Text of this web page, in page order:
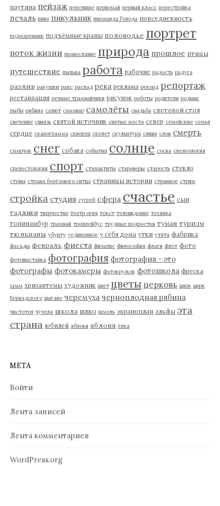
паутина пейзаж пепелище первомай первый класс перестройка
печаль пиво пикульник пирамида Голода повседневность
подмаренник подъёмные краны половодье портрет
поток жизни православие природа прошлое птицы
путешествие пыльца работа рабочие радость радуга
разлив ракушки рапс распад река реклама рекорд репортаж
реставрация речные трамвайчики рисунок роботы родители родник
рыбы рябина салют самовар самолёты свадьба световой стол
свечение свиязь святой источник святые места север семейские семья
сердце сканограмма скворец скелет скульптура слива слон смерть
сморчок снег собака события солнце сосна спелеология
спелестология спорт сталактиты староверы старость стекло
стены страна берёзового ситца страницы истории странное стрим
стройка студия сугроб сфера счастье сын
таджики творчество театр огня текст телевидение техника
топинамбур трамвай троллейбус трудные подростки туман туризм
тюльпаны убунту уединенное у себя дома утки утята фабрика
фасады февраль фиеста физалис философия флаги флот фото
фотовыставка фотография фотография - это
фотографы фотокамеры фотокружок фотошкола фреска
храм хризантемы художник цвет цветы церковь цирк цирк
Вернадского цыгане черемуха черноплодная рябина
чистотел чучела школа шлюз шмель экраноплан эльфы эта
страна юбилей яблоки яблоня ёлка
МЕТА
Войти
Лента записей
Лента комментариев
WordPress.org